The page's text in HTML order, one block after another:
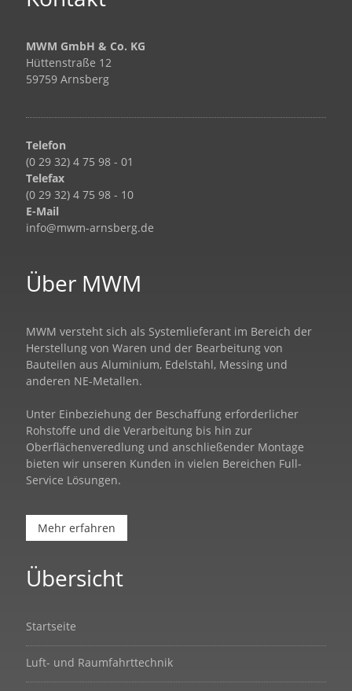
MWM GmbH & Co. KG
Hüttenstraße 12
59759 Arnsberg
Telefon
(0 29 32) 4 75 98 - 01
Telefax
(0 29 32) 4 75 98 - 10
E-Mail
info@mwm-arnsberg.de
Über MWM
MWM versteht sich als Systemlieferant im Bereich der
Herstellung von Waren und der Bearbeitung von
Bauteilen aus Aluminium, Edelstahl, Messing und
anderen NE-Metallen.
Unter Einbeziehung der Beschaffung erforderlicher
Rohstoffe und die Verarbeitung bis hin zur
Oberflächenveredlung und anschließender Montage
bieten wir unseren Kunden in vielen Bereichen Full-
Service Lösungen.
Mehr erfahren
Übersicht
Startseite
Luft- und Raumfahrttechnik